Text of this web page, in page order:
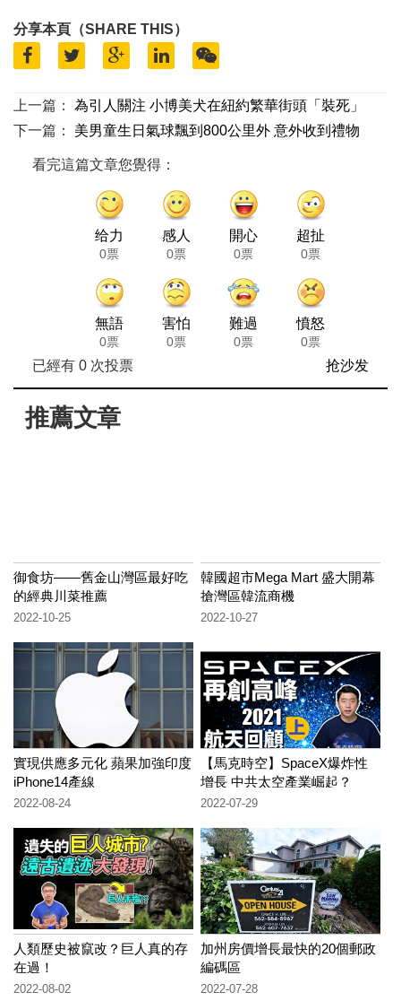
分享本頁（SHARE THIS）
上一篇：
為引人關注 小博美犬在紐約繁華街頭「裝死」
下一篇：
美男童生日氣球飄到800公里外 意外收到禮物
看完這篇文章您覺得：
给力
0票
感人
0票
開心
0票
超扯
0票
無語
0票
害怕
0票
難過
0票
憤怒
0票
已經有 0次投票 抢沙发
推薦文章
御食坊——舊金山灣區最好吃
的經典川菜推薦
2022-10-25
韓國超市Mega Mart 盛大開幕
搶灣區韓流商機
2022-10-27
實現供應多元化 蘋果加強印度
iPhone14產線
2022-08-24
【馬克時空】SpaceX爆炸性
增長 中共太空產業崛起？
2022-07-29
人類歷史被竄改？巨人真的存
在過！
2022-08-02
加州房價增長最快的20個郵政
編碼區
2022-07-28